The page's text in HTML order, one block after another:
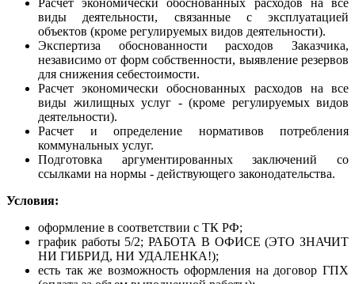
Расчет экономически обоснованных расходов на все
виды деятельности, связанные с эксплуатацией
объектов (кроме регулируемых видов деятельности).
Экспертиза обоснованности расходов Заказчика,
независимо от форм собственности, выявление резервов
для снижения себестоимости.
Расчет экономически обоснованных расходов на все
виды жилищных услуг - (кроме регулируемых видов
деятельности).
Расчет и определение нормативов потребления
коммунальных услуг.
Подготовка аргументированных заключений со
ссылками на нормы - действующего законодательства.
Условия:
оформление в соответствии с ТК РФ;
график работы 5/2; РАБОТА В ОФИСЕ (ЭТО ЗНАЧИТ
НИ ГИБРИД, НИ УДАЛЕНКА!);
есть так же возможность оформления на договор ГПХ